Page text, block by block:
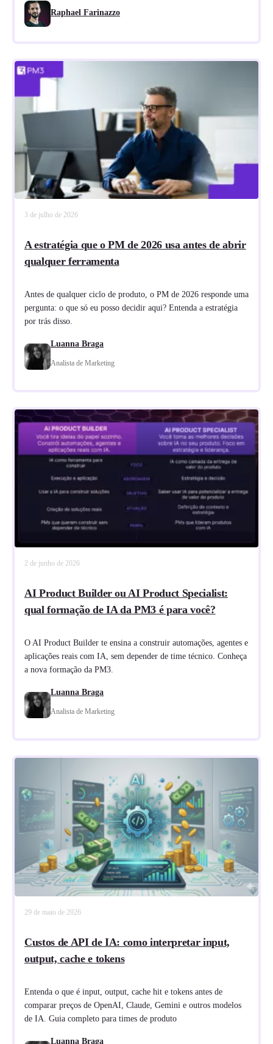
Raphael Farinazzo
3 de julho de 2026
A estratégia que o PM de 2026 usa antes de abrir
qualquer ferramenta
Antes de qualquer ciclo de produto, o PM de 2026 responde uma
pergunta: o que só eu posso decidir aqui? Entenda a estratégia
por trás disso.
Luanna Braga
Analista de Marketing
2 de junho de 2026
AI Product Builder ou AI Product Specialist:
qual formação de IA da PM3 é para você?
O AI Product Builder te ensina a construir automações, agentes e
aplicações reais com IA, sem depender de time técnico. Conheça
a nova formação da PM3.
Luanna Braga
Analista de Marketing
29 de maio de 2026
Custos de API de IA: como interpretar input,
output, cache e tokens
Entenda o que é input, output, cache hit e tokens antes de
comparar preços de OpenAI, Claude, Gemini e outros modelos
de IA. Guia completo para times de produto
Luanna Braga